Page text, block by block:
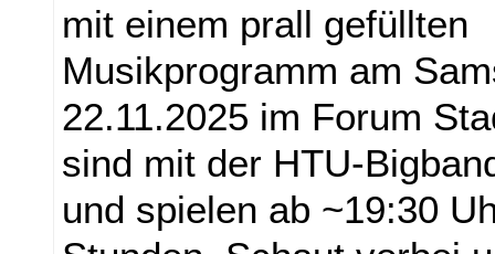
mit einem prall gefüllten
Musikprogramm am
22.11.2025 im Forum
sind mit der HTU-
und spielen ab ~19:30